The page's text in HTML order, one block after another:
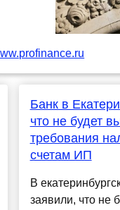
Банк в
что не будет
требования
счетам ИП
В
заявили, что не